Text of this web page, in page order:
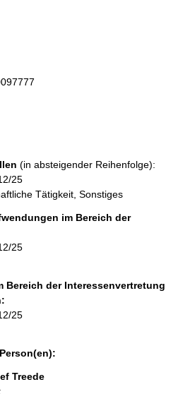
(in absteigender Reihenfolge):
25
Tätigkeit, Sonstiges
im Bereich der
25
Bereich der Interessenvertretung
25
Treede